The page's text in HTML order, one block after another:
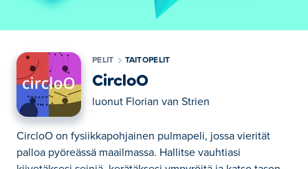
PELIT TAITOPELIT
CircloO
luonut Florian van Strien
CircloO on fysiikkapohjainen pulmapeli, jossa vierität
palloa pyöreässä maailmassa. Hallitse vauhtiasi